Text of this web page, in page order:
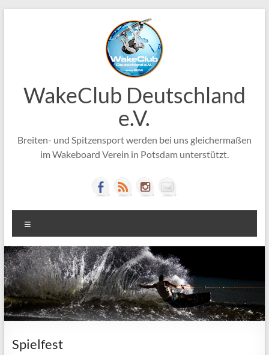
WakeClub Deutschland
e.V.
Breiten- und Spitzensport werden bei uns gleichermaßen
im Wakeboard Verein in Potsdam unterstützt.
Spielfest